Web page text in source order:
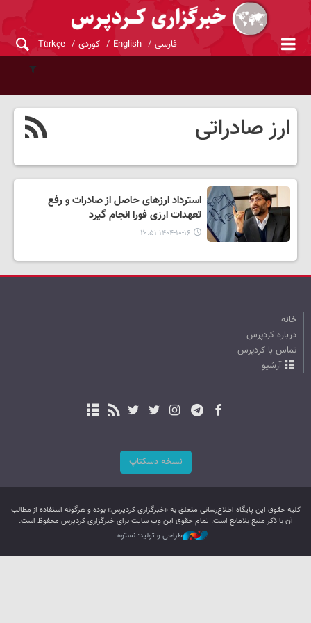
فارسی English کوردی Türkçe
ارز صادراتی
استرداد ارزهای حاصل از صادرات و رفع
تعهدات ارزی فورا انجام گیرد
۱۴۰۴-۱۰-۱۶ ۲۰:۵۱
خانه
درباره کردپرس
تماس با کردپرس
آرشیو
نسخه دسکتاپ
کليه حقوق اين پایگاه اطلاع‌رسانی متعلق به «خبرگزاری کردپرس» بوده و هرگونه استفاده از مطالب
آن با ذکر منبع بلامانع است. تمام حقوق این وب سایت برای خبرگزاری کردپرس محفوظ است.
طراحی و تولید: نستوه